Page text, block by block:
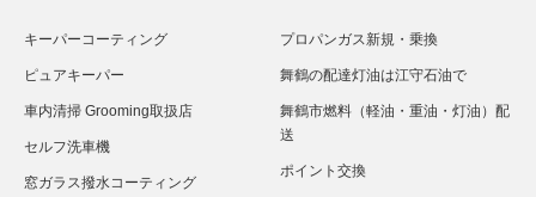
キーパーコーティング
ピュアキーパー
車内清掃 Grooming取扱店
セルフ洗車機
窓ガラス撥水コーティング
プロパンガス新規・乗換
舞鶴の配達灯油は江守石油で
舞鶴市燃料（軽油・重油・灯油）配
送
ポイント交換